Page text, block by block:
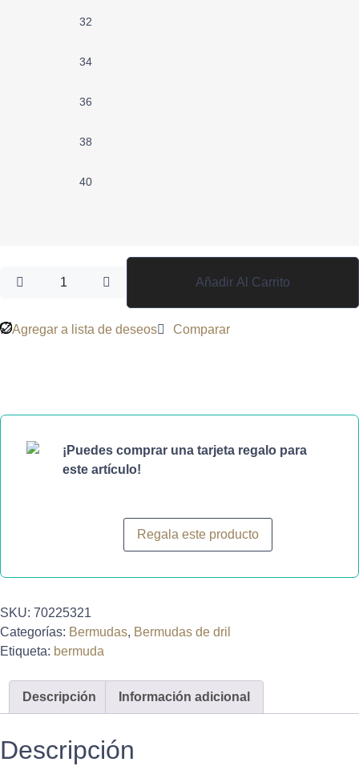
32
34
36
38
40
Añadir Al Carrito
Agregar a lista de deseos Comparar
¡Puedes comprar una tarjeta regalo para
este artículo!
Regala este producto
SKU: 70225321
Categorías: Bermudas, Bermudas de dril
Etiqueta: bermuda
Descripción Información adicional
Descripción